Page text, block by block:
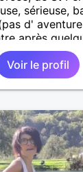
sérieuse,
d'
après
si il y a un
revoir. Au
Voir le profil